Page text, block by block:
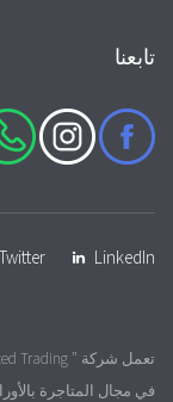
تابعنا
Twitter
LinkedIn
في مجال المتاجرة